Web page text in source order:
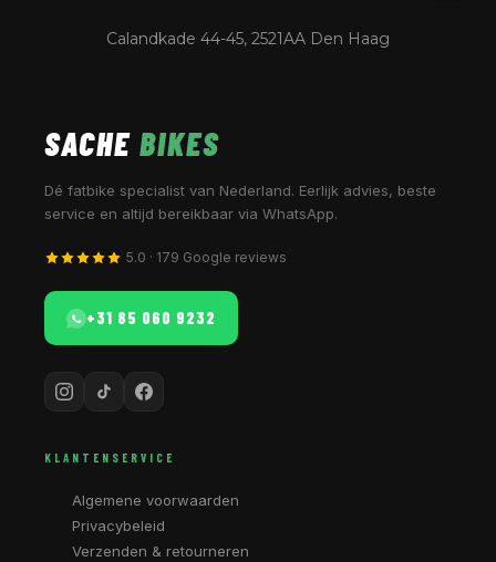
Calandkade 44-45, 2521AA Den Haag
SACHE BIKES
Dé fatbike specialist van Nederland. Eerlijk advies, beste
service en altijd bereikbaar via WhatsApp.
5.0 · 179 Google reviews
+31 85 060 9232
KLANTENSERVICE
Algemene voorwaarden
Privacybeleid
Verzenden & retourneren